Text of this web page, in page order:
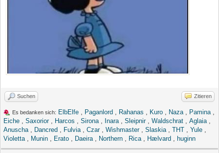
Suchen Zitieren
Es bedanken sich: ElbElfe Paganlord Rahanas Kuro Naza Pamina
Eiche
Saxorior, Harcos Sirona Inara Sleipnir, Waldschrat Aglaia
Anuscha
Dancred Fulvia Czar, Wishmaster, Slaskia THT Yule
Violetta
Munin Erato Daeira Northern Rica Hælvard huginn